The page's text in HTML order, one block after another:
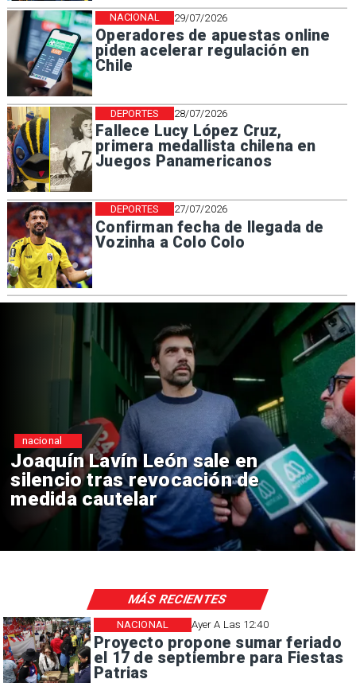
29/07/2026
Operadores de apuestas online
piden acelerar regulación en
Chile
NACIONAL
28/07/2026
Fallece Lucy López Cruz,
primera medallista chilena en
Juegos Panamericanos
DEPORTES
27/07/2026
Confirman fecha de llegada de
Vozinha a Colo Colo
DEPORTES
sale en
de
Chile y
reinicio de
consulares
nacional
Ayer A Las 12:40
Proyecto propone sumar feriado
el 17 de septiembre para Fiestas
Patrias
NACIONAL
MÁS RECIENTES